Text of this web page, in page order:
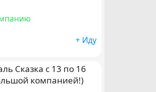
+ Иду
Сказка с 13 по 16
компанией!)